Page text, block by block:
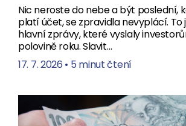
Nic neroste do nebe a být poslední,
platí účet, se zpravidla nevyplácí. To
hlavní zprávy, které vyslaly
polovině roku. Slavit…
17. 7. 2026 • 5 minut čtení